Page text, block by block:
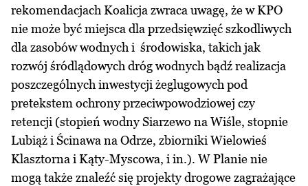
rekomendacjach Koalicja zwraca uwagę, że w KPO
nie może być miejsca dla przedsięwzięć szkodliwych
dla zasobów wodnych i środowiska, takich jak
rozwój śródlądowych dróg wodnych bądź realizacja
poszczególnych inwestycji żeglugowych pod
pretekstem ochrony przeciwpowodziowej czy
retencji (stopień wodny Siarzewo na Wiśle, stopnie
Lubiąż i Ścinawa na Odrze, zbiorniki Wielowieś
Klasztorna i Kąty-Myscowa, i in.). W Planie nie
mogą także znaleźć się projekty drogowe zagrażające